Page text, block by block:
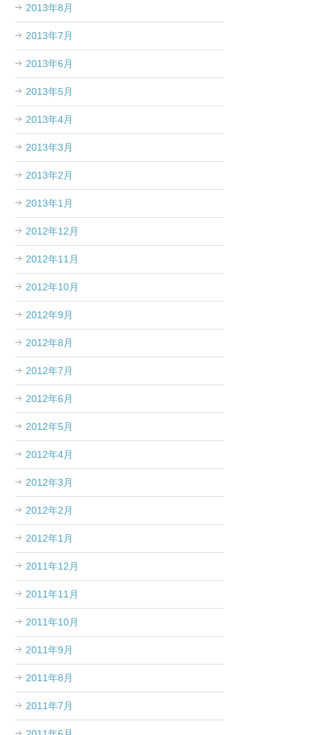
2013年8月
2013年7月
2013年6月
2013年5月
2013年4月
2013年3月
2013年2月
2013年1月
2012年12月
2012年11月
2012年10月
2012年9月
2012年8月
2012年7月
2012年6月
2012年5月
2012年4月
2012年3月
2012年2月
2012年1月
2011年12月
2011年11月
2011年10月
2011年9月
2011年8月
2011年7月